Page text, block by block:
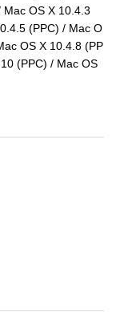
OS X 10.4.3
(PPC) / Mac O
OS X 10.4.8 (PP
(PPC) / Mac OS